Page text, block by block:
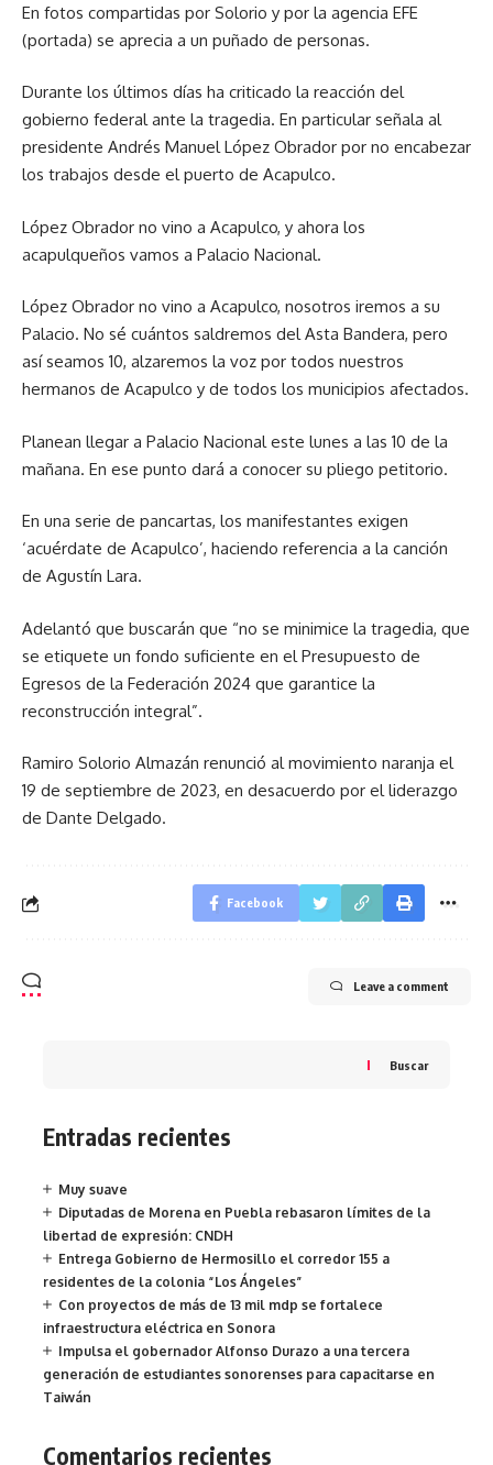
En fotos compartidas por Solorio y por la agencia EFE
(portada) se aprecia a un puñado de personas.
Durante los últimos días ha criticado la reacción del
gobierno federal ante la tragedia. En particular señala al
presidente Andrés Manuel López Obrador por no encabezar
los trabajos desde el puerto de Acapulco.
López Obrador no vino a Acapulco, y ahora los
acapulqueños vamos a Palacio Nacional.
López Obrador no vino a Acapulco, nosotros iremos a su
Palacio. No sé cuántos saldremos del Asta Bandera, pero
así seamos 10, alzaremos la voz por todos nuestros
hermanos de Acapulco y de todos los municipios afectados.
Planean llegar a Palacio Nacional este lunes a las 10 de la
mañana. En ese punto dará a conocer su pliego petitorio.
En una serie de pancartas, los manifestantes exigen
‘acuérdate de Acapulco’, haciendo referencia a la canción
de Agustín Lara.
Adelantó que buscarán que “no se minimice la tragedia, que
se etiquete un fondo suficiente en el Presupuesto de
Egresos de la Federación 2024 que garantice la
reconstrucción integral”.
Ramiro Solorio Almazán renunció al movimiento naranja el
19 de septiembre de 2023, en desacuerdo por el liderazgo
de Dante Delgado.
Facebook
Leave a comment
Buscar
Entradas recientes
Muy suave
Diputadas de Morena en Puebla rebasaron límites de la
libertad de expresión: CNDH
Entrega Gobierno de Hermosillo el corredor 155 a
residentes de la colonia “Los Ángeles”
Con proyectos de más de 13 mil mdp se fortalece
infraestructura eléctrica en Sonora
Impulsa el gobernador Alfonso Durazo a una tercera
generación de estudiantes sonorenses para capacitarse en
Taiwán
Comentarios recientes